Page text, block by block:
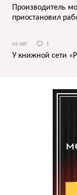
Производитель
приостановил
06 АВГ 1
У книжной сети